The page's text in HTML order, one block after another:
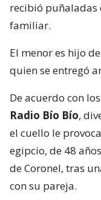
recibió puñaladas
familiar.
El menor es hijo
quien se entregó
De acuerdo con
Radio Bío Bío,
el cuello le
egipcio, de 48
de Coronel, tras
con su pareja.